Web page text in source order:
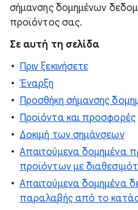
σήμανσης δομημένων
προϊόντος σας.
Σε αυτή τη σελίδα
Πριν ξεκινήσετε
Έναρξη
Προσθήκη σήμανσης
Προϊόντα και προσφορές
Δοκιμή των σημάνσεων
Απαιτούμενα δομημένα
προϊόντων με
Απαιτούμενα δομημένα
παραλαβής από το